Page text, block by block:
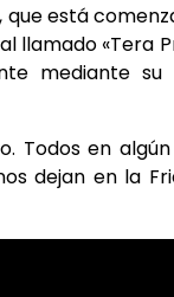
que está
llamado «Tera
mediante
Todos en
dejan en la